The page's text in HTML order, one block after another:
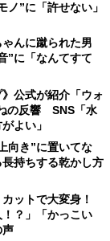
ノ”に「許せない」
ゃんに蹴られた男
に「なんてすて
公式が紹介「ウォ
の反響 SNS「水
よい」
向き”に置いてな
持ちする乾かし方
カットで大変身！
？」「かっこい
声